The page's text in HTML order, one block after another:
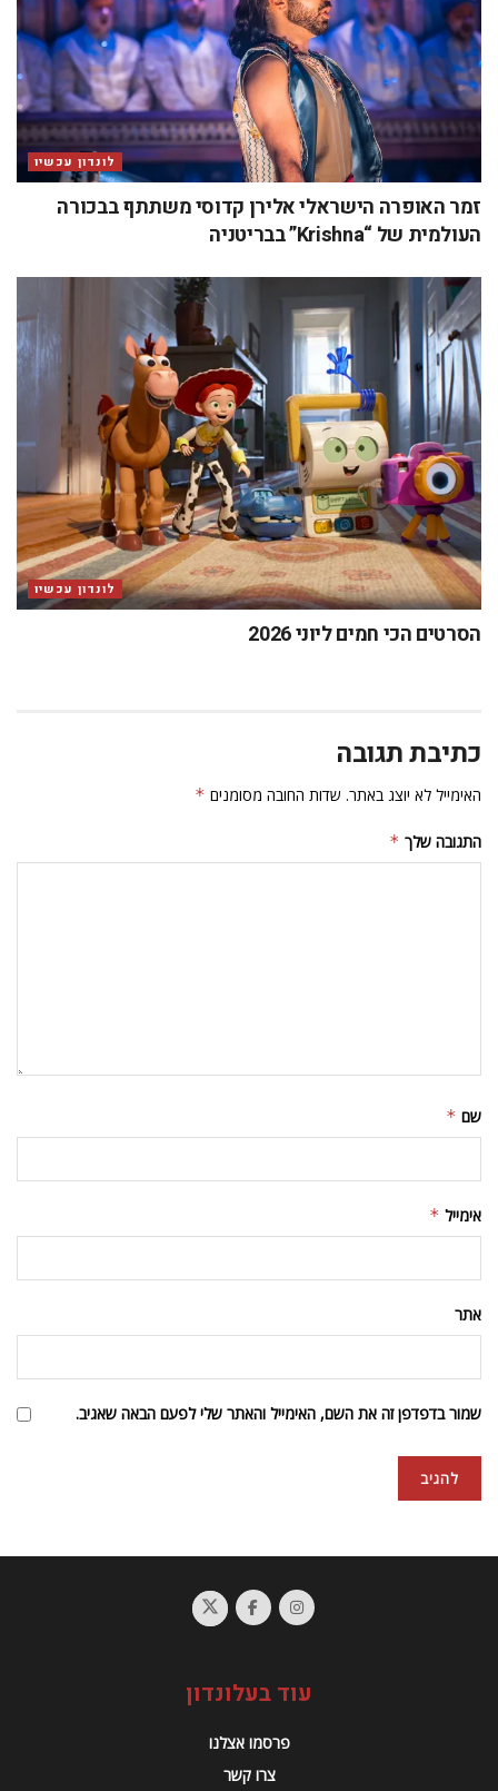
לונדון עכשיו
זמר האופרה הישראלי אלירן קדוסי משתתף בבכורה
העולמית של “Krishna” בבריטניה
לונדון עכשיו
הסרטים הכי חמים ליוני 2026
כתיבת תגובה
האימייל לא יוצג באתר. שדות החובה מסומנים *
התגובה שלך *
שם *
אימייל *
אתר
שמור בדפדפן זה את השם, האימייל והאתר שלי לפעם הבאה שאגיב.
עוד בעלונדון
פרסמו אצלנו
צרו קשר